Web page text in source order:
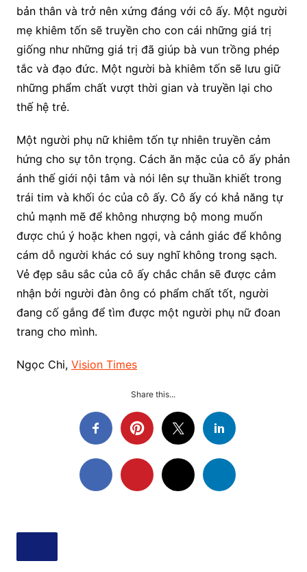
bản thân và trở nên xứng đáng với cô ấy. Một người
mẹ khiêm tốn sẽ truyền cho con cái những giá trị
giống như những giá trị đã giúp bà vun trồng phép
tắc và đạo đức. Một người bà khiêm tốn sẽ lưu giữ
những phẩm chất vượt thời gian và truyền lại cho
thế hệ trẻ.
Một người phụ nữ khiêm tốn tự nhiên truyền cảm
hứng cho sự tôn trọng. Cách ăn mặc của cô ấy phản
ánh thế giới nội tâm và nói lên sự thuần khiết trong
trái tim và khối óc của cô ấy. Cô ấy có khả năng tự
chủ mạnh mẽ để không nhượng bộ mong muốn
được chú ý hoặc khen ngợi, và cảnh giác để không
cám dỗ người khác có suy nghĩ không trong sạch.
Vẻ đẹp sâu sắc của cô ấy chắc chắn sẽ được cảm
nhận bởi người đàn ông có phẩm chất tốt, người
đang cố gắng để tìm được một người phụ nữ đoan
trang cho mình.
Ngọc Chi, Vision Times
Share this...